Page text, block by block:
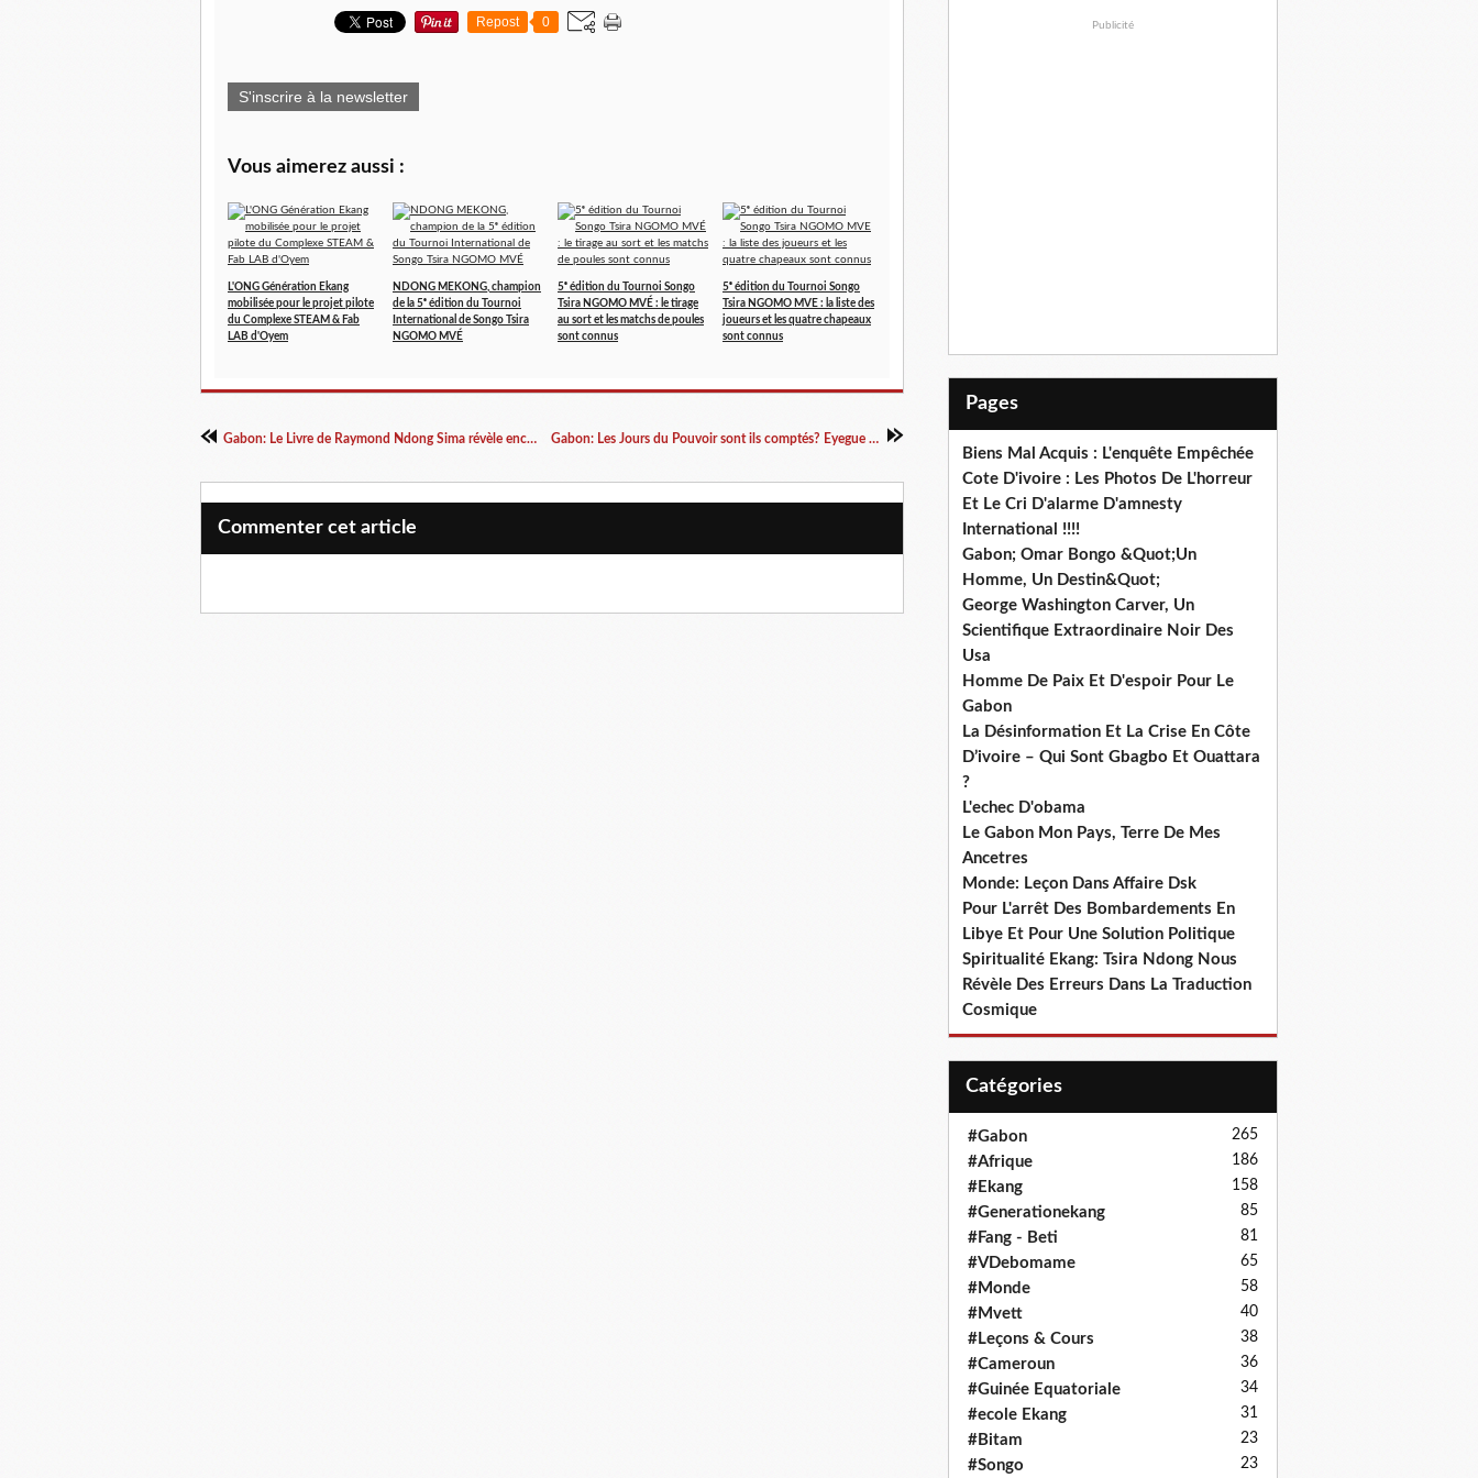
Repost 0
S'inscrire à la newsletter
Vous aimerez aussi :
L'ONG Génération Ekang
mobilisée pour le projet pilote
du Complexe STEAM & Fab
LAB d'Oyem
NDONG MEKONG, champion
de la 5ᵉ édition du Tournoi
International de Songo Tsira
NGOMO MVÉ
5ᵉ édition du Tournoi Songo
Tsira NGOMO MVÉ : le tirage
au sort et les matchs de poules
sont connus
5ᵉ édition du Tournoi Songo
Tsira NGOMO MVE : la liste des
joueurs et les quatre chapeaux
sont connus
Gabon: Le Livre de Raymond Ndong Sima révèle encore des choses Gabon: Les Jours du Pouvoir sont ils comptés? Eyegue Ndong Répond
Commenter cet article
Publicité
Pages
Biens Mal Acquis : L'enquête Empêchée
Cote D'ivoire : Les Photos De L'horreur
Et Le Cri D'alarme D'amnesty
International !!!!
Gabon; Omar Bongo &Quot;Un
Homme, Un Destin&Quot;
George Washington Carver, Un
Scientifique Extraordinaire Noir Des
Usa
Homme De Paix Et D'espoir Pour Le
Gabon
La Désinformation Et La Crise En Côte
D’ivoire – Qui Sont Gbagbo Et Ouattara
?
L'echec D'obama
Le Gabon Mon Pays, Terre De Mes
Ancetres
Monde: Leçon Dans Affaire Dsk
Pour L'arrêt Des Bombardements En
Libye Et Pour Une Solution Politique
Spiritualité Ekang: Tsira Ndong Nous
Révèle Des Erreurs Dans La Traduction
Cosmique
Catégories
#Gabon 265
#Afrique 186
#Ekang 158
#Generationekang 85
#Fang - Beti 81
#VDebomame 65
#Monde 58
#Mvett 40
#Leçons & Cours 38
#Cameroun 36
#Guinée Equatoriale 34
#ecole Ekang 31
#Bitam 23
#Songo 23